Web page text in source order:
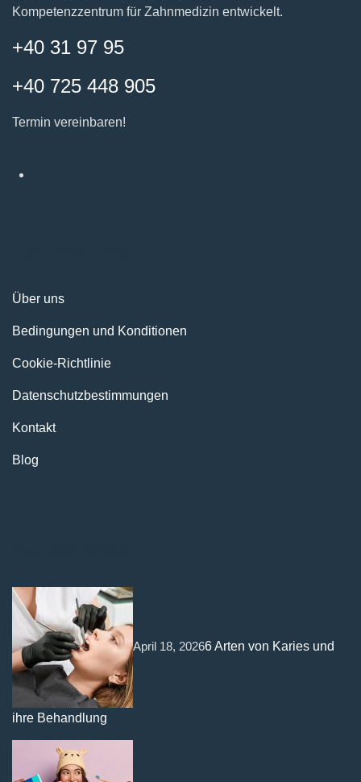
Kompetenzzentrum für Zahnmedizin entwickelt.
+40 31 97 95
+40 725 448 905
Termin vereinbaren!
Über uns
Bedingungen und Konditionen
Cookie-Richtlinie
Datenschutzbestimmungen
Kontakt
Blog
April 18, 20266 Arten von Karies und
ihre Behandlung